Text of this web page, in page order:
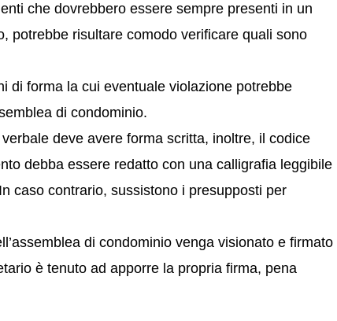
che dovrebbero essere sempre presenti in un
potrebbe risultare comodo verificare quali sono
di forma la cui eventuale violazione potrebbe
di condominio.
deve avere forma scritta, inoltre, il codice
debba essere redatto con una calligrafia leggibile
caso contrario, sussistono i presupposti per
di condominio venga visionato e firmato
è tenuto ad apporre la propria firma, pena